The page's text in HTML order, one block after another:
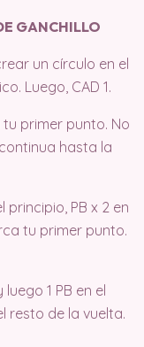
GANCHILLO
un círculo en el
Luego, CAD 1.
tu primer punto. No
hasta la
principio, PB x 2 en
tu primer punto.
1 PB en el
resto de la vuelta.